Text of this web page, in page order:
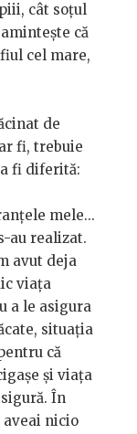
cât soțul
că
cel mare,
de
fi, trebuie
fi diferită:
mele...
au realizat.
avut deja
viața
a le asigura
situația
că
și viața
În
nicio